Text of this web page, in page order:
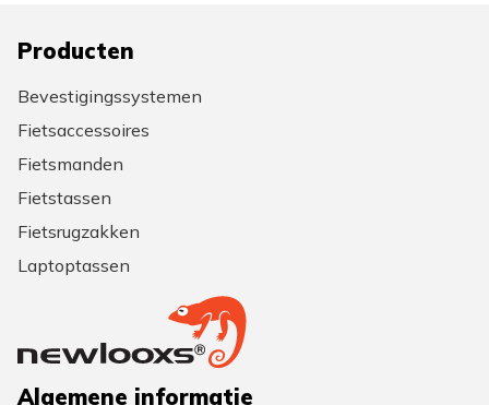
Producten
Bevestigingssystemen
Fietsaccessoires
Fietsmanden
Fietstassen
Fietsrugzakken
Laptoptassen
Algemene informatie